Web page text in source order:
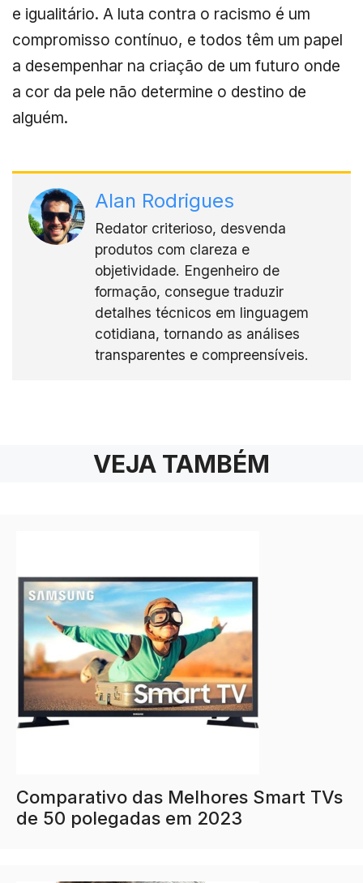
e igualitário. A luta contra o racismo é um
compromisso contínuo, e todos têm um papel
a desempenhar na criação de um futuro onde
a cor da pele não determine o destino de
alguém.
Alan Rodrigues
Redator criterioso, desvenda
produtos com clareza e
objetividade. Engenheiro de
formação, consegue traduzir
detalhes técnicos em linguagem
cotidiana, tornando as análises
transparentes e compreensíveis.
VEJA TAMBÉM
Comparativo das Melhores Smart TVs
de 50 polegadas em 2023